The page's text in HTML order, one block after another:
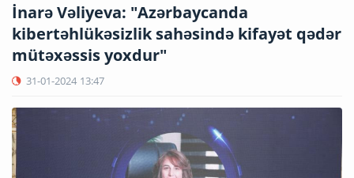
İnarə Vəliyeva: "Azərbaycanda
kibertəhlükəsizlik sahəsində kifayət qədər
mütəxəssis yoxdur"
31-01-2024 13:47